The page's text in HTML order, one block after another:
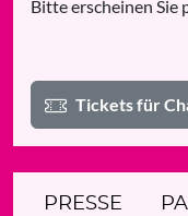
Bitte erscheinen Sie
Tickets für
PRESSE